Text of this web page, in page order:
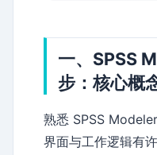
一、SPSS
步：核心概
熟悉 SPSS
界面与工作逻辑有